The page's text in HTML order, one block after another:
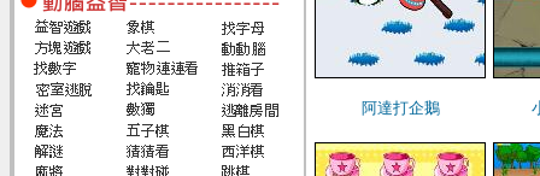
阿達打企鵝